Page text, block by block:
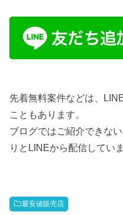
先着無料案件などは、
こともあります。
ブログではご紹介できな
りとLINEから配信していま
最安値販売店